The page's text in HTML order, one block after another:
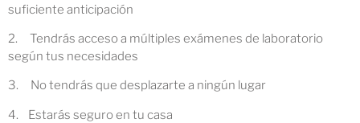
suficiente anticipación
2. Tendrás acceso a múltiples exámenes de laboratorio
según tus necesidades
3. No tendrás que desplazarte a ningún lugar
4. Estarás seguro en tu casa